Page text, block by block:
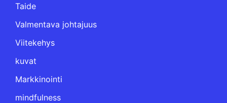
Taide
Valmentava johtajuus
Viitekehys
kuvat
Markkinointi
mindfulness